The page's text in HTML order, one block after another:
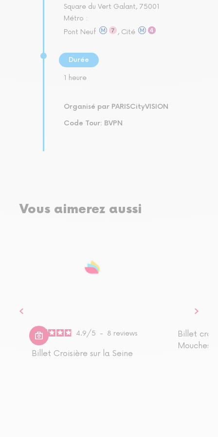
Square du Vert Galant, 75001
Métro :
Pont Neuf
, Cité
Durée
1 heure
Organisé par PARISCityVISION
Code Tour: BVPN
Vous aimerez aussi
4.9/5 - 8 reviews
Billet Croisière sur la Seine
Billet
Mouches®